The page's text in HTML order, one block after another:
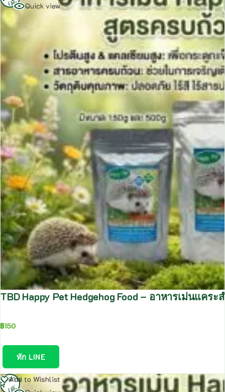
Quick view
TBD Happy Pet Hedgehog Food – อาหารเม่นแคร
฿150
ทัก LINE
เพิ่ม
Add to Wishlist
อ่าน
เพิ่ม